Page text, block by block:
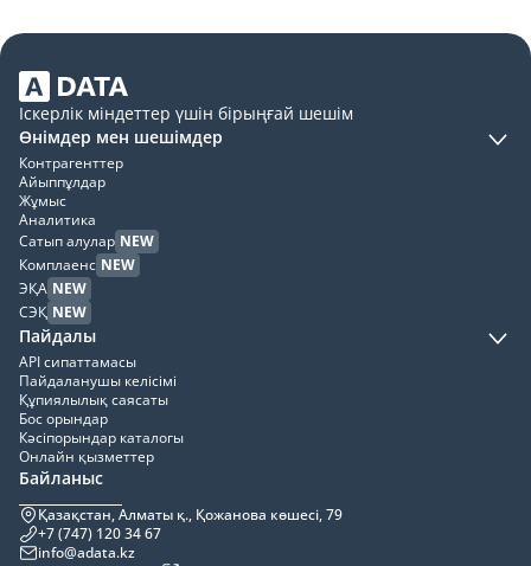
Іскерлік міндеттер үшін бірыңғай шешім
Өнімдер мен шешімдер
Контрагенттер
Айыппұлдар
Жұмыс
Аналитика
Сатып алулар NEW
Комплаенс NEW
ЭҚА NEW
СЭҚ NEW
Пайдалы
API сипаттамасы
Пайдаланушы келісімі
Құпиялылық саясаты
Бос орындар
Кәсіпорындар каталогы
Онлайн қызметтер
Байланыс
Қазақстан, Алматы қ., Қожанова көшесі, 79
+7 (747) 120 34 67
info@adata.kz